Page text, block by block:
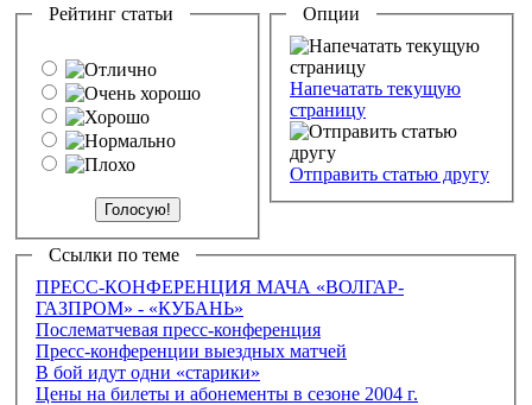
Рейтинг статьи Опции
Напечатать текущую
страницу
Отправить статью другу
Ссылки по теме
ПРЕСС-КОНФЕРЕНЦИЯ МАЧА «ВОЛГАР-
ГАЗПРОМ» - «КУБАНЬ»
Послематчевая пресс-конференция
Пресс-конференции выездных матчей
В бой идут одни «старики»
Цены на билеты и абонементы в сезоне 2004 г.